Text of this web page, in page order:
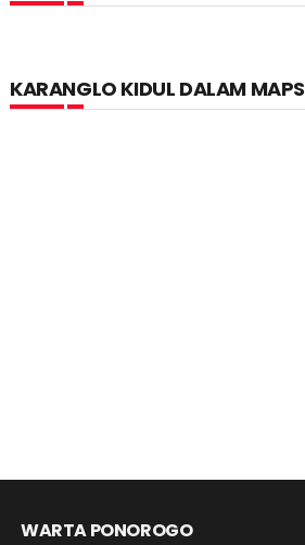
KARANGLO KIDUL DALAM MAPS
WARTA PONOROGO